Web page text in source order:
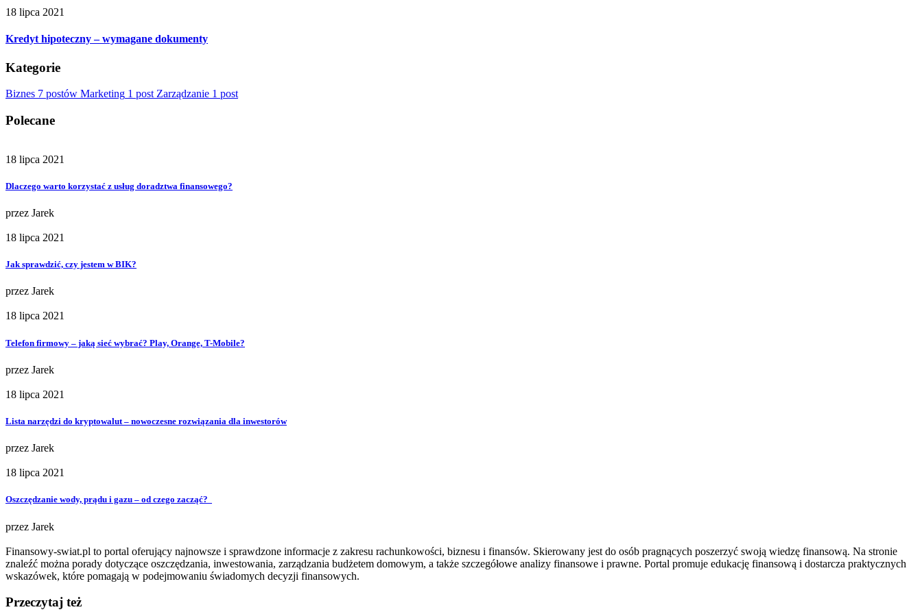
18 lipca 2021
Kredyt hipoteczny – wymagane dokumenty
Kategorie
Biznes 7 postów Marketing 1 post Zarządzanie 1 post
Polecane
18 lipca 2021
Dlaczego warto korzystać z usług doradztwa finansowego?
przez Jarek
18 lipca 2021
Jak sprawdzić, czy jestem w BIK?
przez Jarek
18 lipca 2021
Telefon firmowy – jaką sieć wybrać? Play, Orange, T-Mobile?
przez Jarek
18 lipca 2021
Lista narzędzi do kryptowalut – nowoczesne rozwiązania dla inwestorów
przez Jarek
18 lipca 2021
Oszczędzanie wody, prądu i gazu – od czego zacząć?
przez Jarek
Finansowy-swiat.pl to portal oferujący najnowsze i sprawdzone informacje z zakresu rachunkowości, biznesu i finansów. Skierowany jest do osób pragnących poszerzyć swoją wiedzę finansową. Na stronie
znaleźć można porady dotyczące oszczędzania, inwestowania, zarządzania budżetem domowym, a także szczegółowe analizy finansowe i prawne. Portal promuje edukację finansową i dostarcza praktycznych
wskazówek, które pomagają w podejmowaniu świadomych decyzji finansowych.
Przeczytaj też